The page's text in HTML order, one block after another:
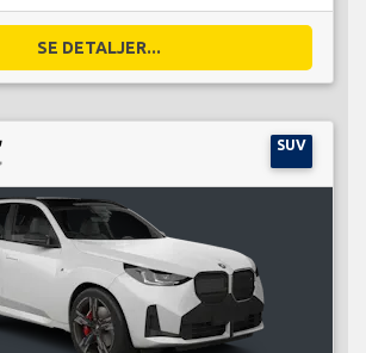
SE DETALJER...
SUV